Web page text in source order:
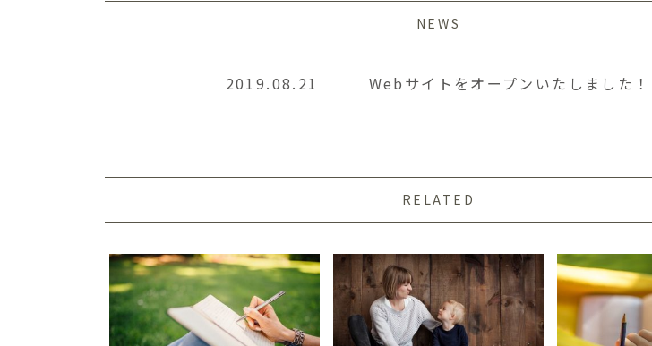
NEWS
2019.08.21 Webサイトをオープンいたしました！
RELATED